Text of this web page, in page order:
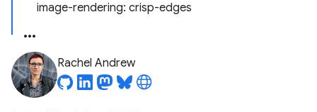
image-rendering: crisp-edges
Rachel Andrew